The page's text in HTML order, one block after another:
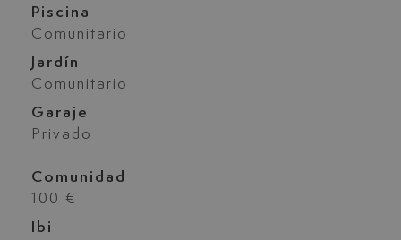
Piscina
Comunitario
Jardín
Comunitario
Garaje
Privado
Comunidad
100 €
Ibi